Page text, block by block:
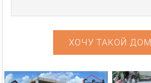
ХОЧУ ТАКОЙ ДОМ